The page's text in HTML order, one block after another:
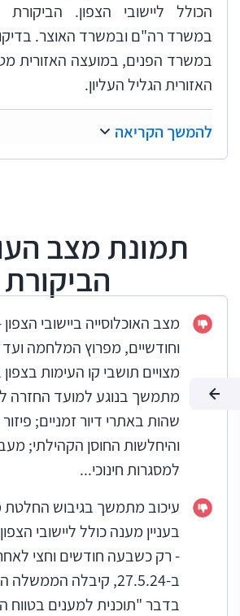
הכולל ליישובי הצפון.
במשרד רה"ם ובמשרד האוצר.
במשרד הפנים, במועצה האזורית
האזורית הגליל העליון.
להמשך הקריאה
תמונת מצב
הביקורת
מצב האוכלוסייה ביישובי
מצויים תושבי קו העימות
מתמשך בנוגע למועד החזרה
שהות באתרי דיור זמניים;
והיחלשות החוסן הקהילתי;
למסגרות חינוכי...
עיכוב מתמשך בגיבוש
- רק כשבעה חודשים וחצי
ב-27.5.24, קיבלה
בדבר "תוכנית למענים בטווח